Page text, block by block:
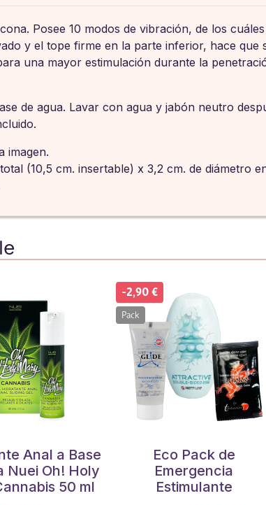
Posee 10 modos de vibración, de los
y el tope firme en la parte inferior, hace que
una mayor estimulación durante la
de agua. Lavar con agua y jabón neutro
imagen.
(10,5 cm. insertable) x 3,2 cm. de diámetro
Anal a Base
Nuei Oh! Holy
50 ml
-2,90 €
Pack
Eco Pack de
Emergencia
Estimulante